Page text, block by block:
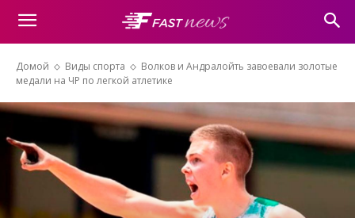
Домой Виды спорта
Волков и Андралойть завоевали золотые
медали на ЧР по легкой атлетике